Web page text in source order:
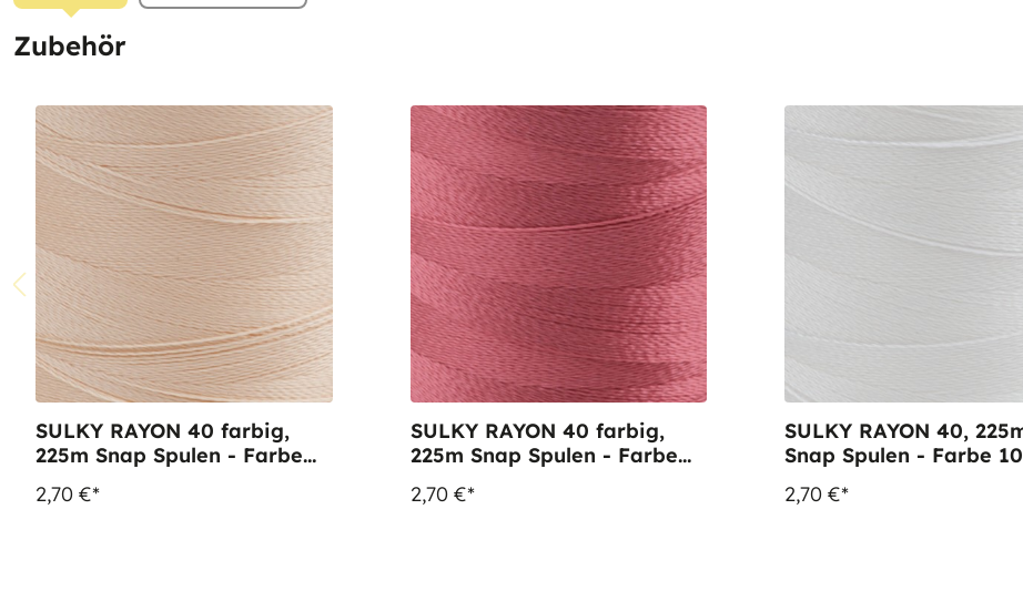
Zubehör
SULKY RAYON 40 farbig,
225m Snap Spulen - Farbe
2,70 €*
SULKY RAYON 40 farbig,
225m Snap Spulen - Farbe
2,70 €*
SULKY RAYON 40,
Snap Spulen - Farbe 1001
2,70 €*